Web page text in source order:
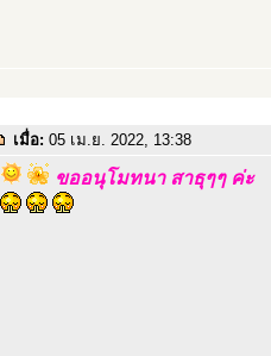
เมื่อ: 05 เม.ย. 2022, 13:38
ขออนุโมทนา สาธุๆๆ ค่ะ